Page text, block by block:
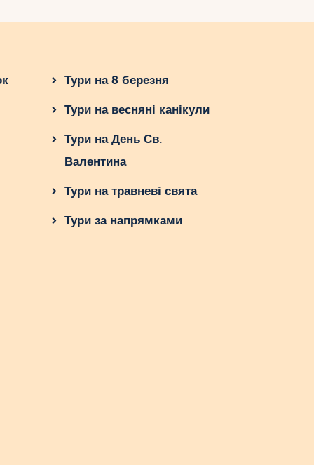
Тури на 8 березня
Тури на весняні канікули
Тури на День Св.
Валентина
Тури на травневі свята
Тури за напрямками